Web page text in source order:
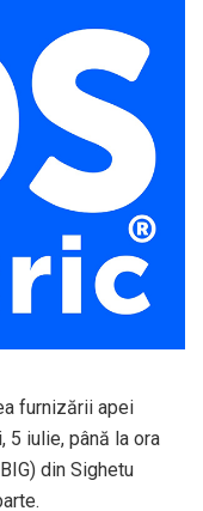
furnizării apei
iulie, până la ora
din Sighetu